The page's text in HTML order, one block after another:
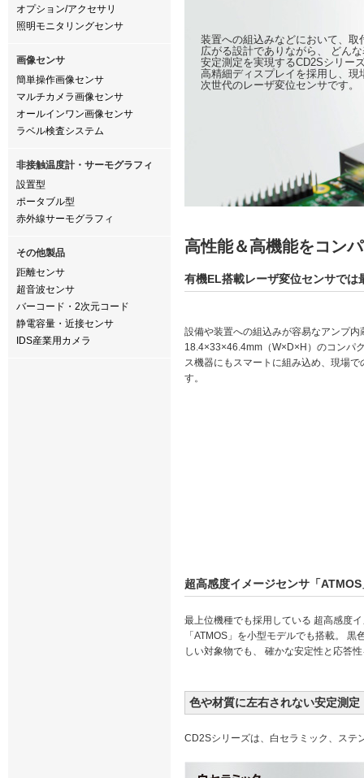
オプション/アクセサリ
照明モニタリングセンサ
画像センサ
簡単操作画像センサ
マルチカメラ画像センサ
オールインワン画像センサ
ラベル検査システム
非接触温度計・サーモグラフィ
設置型
ポータブル型
赤外線サーモグラフィ
その他製品
距離センサ
超音波センサ
バーコード・2次元コード
静電容量・近接センサ
IDS産業用カメラ
装置への組込みなどにおいて、取
広がる設計でありながら、 どん
安定測定を実現するCD2Sシリー
高精細ディスプレイを採用し、
次世代のレーザ変位センサです。
高性能＆高機能をコン
有機EL搭載レーザ変位センサでは
設備や装置への組込みが容易なアンプ内
18.4×33×46.4mm（W×D×H）のコンパ
ス機器にもスマートに組み込め、現場
す。
超高感度イメージセンサ「
最上位機種でも採用している 超高感度
「ATMOS」を小型モデルでも搭載。 黒
しい対象物でも、 確かな安定性と応答
色や材質に左右されない安定測定
CD2Sシリーズは、白セラミック、ステ